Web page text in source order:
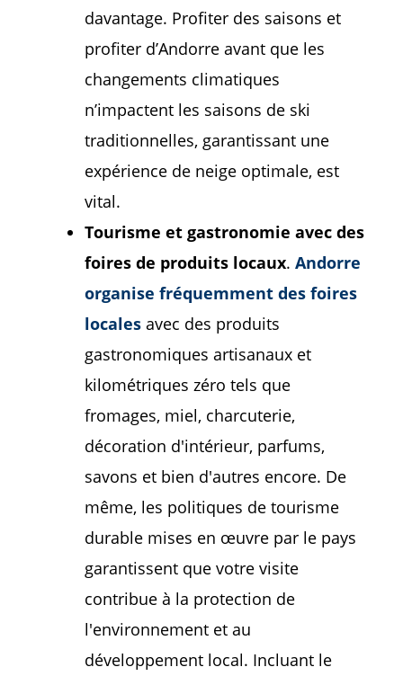
davantage. Profiter des saisons et
profiter d’Andorre avant que les
changements climatiques
n’impactent les saisons de ski
traditionnelles, garantissant une
expérience de neige optimale, est
vital.
Tourisme et gastronomie avec des
foires de produits locaux. Andorre
organise fréquemment des foires
locales avec des produits
gastronomiques artisanaux et
kilométriques zéro tels que
fromages, miel, charcuterie,
décoration d'intérieur, parfums,
savons et bien d'autres encore. De
même, les politiques de tourisme
durable mises en œuvre par le pays
garantissent que votre visite
contribue à la protection de
l'environnement et au
développement local. Incluant le